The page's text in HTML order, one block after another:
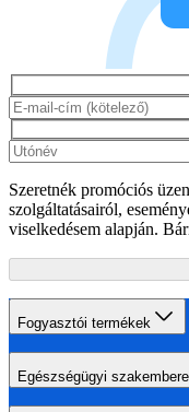
Szeretnék promóciós
szolgáltatásairól,
viselkedésem alapján.
Fogyasztói termékek
Egészségügyi